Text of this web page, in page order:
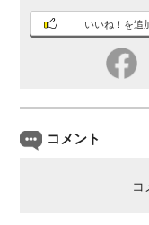
いいね！を追
コメント
コ